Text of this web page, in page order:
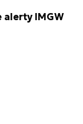
alerty IMGW